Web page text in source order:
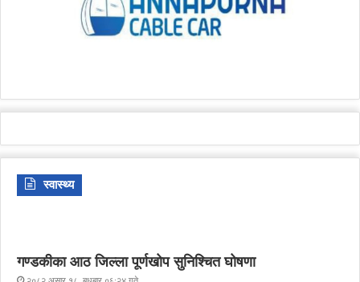
स्वास्थ्य
गण्डकीका आठ जिल्ला पूर्णखोप सुनिश्चित घोषणा